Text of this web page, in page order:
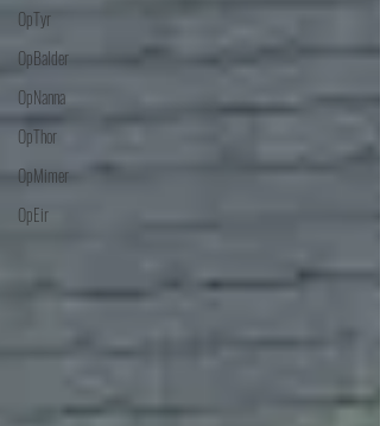
OpTyr
OpBalder
OpNanna
OpThor
OpMimer
OpEir